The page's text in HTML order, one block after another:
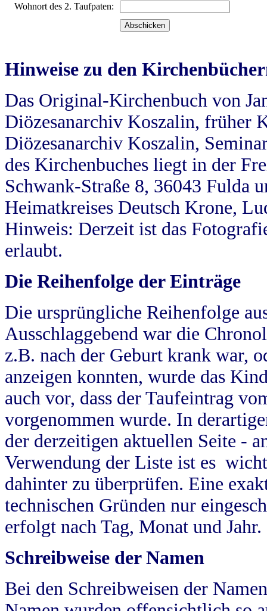
Wohnort des 2. Taufpaten:
Hinweise zu den
Das Original-Kirchenbuch von
Diözesanarchiv Koszalin, früher
Diözesanarchiv Koszalin,
des Kirchenbuches liegt in der
Schwank-Straße 8, 36043 Fulda
Heimatkreises Deutsch Krone,
Hinweis: Derzeit ist das
erlaubt.
Die Reihenfolge der Einträge
Die ursprüngliche Reihenfolge
Ausschlaggebend war die
z.B. nach der Geburt krank war,
anzeigen konnten, wurde das
auch vor, dass der Taufeintrag
vorgenommen wurde. In
der derzeitigen aktuellen Seite -
Verwendung der Liste ist es
dahinter zu überprüfen. Eine
technischen Gründen nur
erfolgt nach Tag, Monat und Jahr.
Schreibweise der Namen
Bei den Schreibweisen der